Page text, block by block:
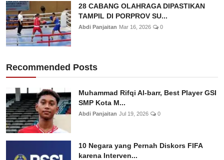
28 CABANG OLAHRAGA DIPASTIKAN
TAMPIL DI PORPROV SU...
Abdi Panjaitan Mar 16, 2026 0
Recommended Posts
Muhammad Rifqi Al-barr, Best Player GSI
SMP Kota M...
Abdi Panjaitan Jul 19, 2026 0
10 Negara yang Pernah Diskors FIFA
karena Interven...